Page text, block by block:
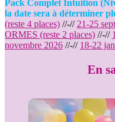
Pack Complet Intuition
la date sera à déterminer
(reste 4 places) //-// 21-25
ORMES (reste 2 places) //-//
novembre 2026 //-// 18-22
En